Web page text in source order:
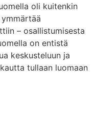
oli kuitenkin
– osallistumisesta
on entistä
keskusteluun ja
tullaan luomaan